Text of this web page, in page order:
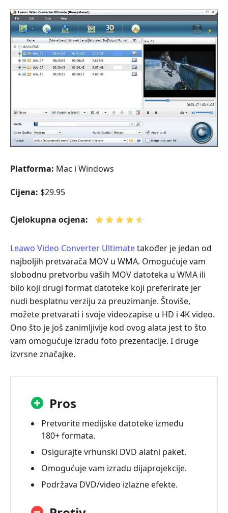
Platforma: Mac i Windows
Cijena: $29.95
Cjelokupna ocjena:
Leawo Video Converter Ultimatetakođer je jedan od
najboljih pretvarača MOV u WMA. Omogućuje vam
slobodnu pretvorbu vaših MOV datoteka u WMA ili
bilo koji drugi format datoteke koji preferirate jer
nudi besplatnu verziju za preuzimanje. Štoviše,
možete pretvarati i svoje videozapise u HD i 4K video.
Ono što je još zanimljivije kod ovog alata jest to što
vam omogućuje izradu foto prezentacije. I druge
izvrsne značajke.
Pros
Pretvorite medijske datoteke između
180+ formata.
Osigurajte vrhunski DVD alatni paket.
Omogućuje vam izradu dijaprojekcije.
Podržava DVD/video izlazne efekte.